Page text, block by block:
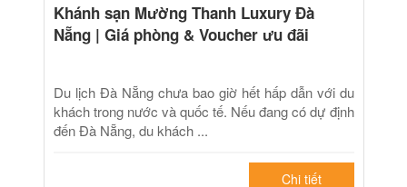
Khánh sạn Mường Thanh Luxury Đà
Nẵng | Giá phòng & Voucher ưu đãi
Du lịch Đà Nẵng chưa bao giờ hết hấp dẫn với du
khách trong nước và quốc tế. Nếu đang có dự định
đến Đà Nẵng, du khách ...
Chi tiết